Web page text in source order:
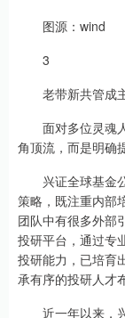
图源：wind
3
老带新共管成
面对多位灵魂人
角顶流，而是明确
兴证全球基金公
策略，既注重内部
团队中有很多外部
投研平台，通过专
投研能力，已培育
承有序的投研人才
近一年以来，兴